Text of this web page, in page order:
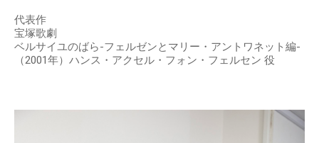
代表作
宝塚歌劇
ベルサイユのばら-フェルゼンとマリー・アントワネット編-
（2001年）ハンス・アクセル・フォン・フェルセン 役